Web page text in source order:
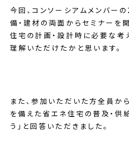
今回、コンソーシアムメンバー
備・建材の両面からセミナーを
住宅の計画・設計時に必要な考
理解いただけたかと思います。
また、参加いただいた方全員か
を備えた省エネ住宅の普及・供
う」と回答いただきました。